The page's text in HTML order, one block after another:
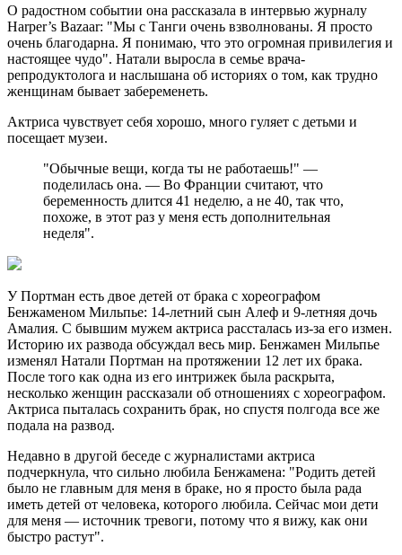
О радостном событии она рассказала в интервью журналу
Harper’s Bazaar: "Мы с Танги очень взволнованы. Я просто
очень благодарна. Я понимаю, что это огромная привилегия и
настоящее чудо". Натали выросла в семье врача-
репродуктолога и наслышана об историях о том, как трудно
женщинам бывает забеременеть.
Актриса чувствует себя хорошо, много гуляет с детьми и
посещает музеи.
"Обычные вещи, когда ты не работаешь!" —
поделилась она. — Во Франции считают, что
беременность длится 41 неделю, а не 40, так что,
похоже, в этот раз у меня есть дополнительная
неделя".
У Портман есть двое детей от брака с хореографом
Бенжаменом Мильпье: 14-летний сын Алеф и 9-летняя дочь
Амалия. С бывшим мужем актриса рассталась из-за его измен.
Историю их развода обсуждал весь мир. Бенжамен Мильпье
изменял Натали Портман на протяжении 12 лет их брака.
После того как одна из его интрижек была раскрыта,
несколько женщин рассказали об отношениях с хореографом.
Актриса пыталась сохранить брак, но спустя полгода все же
подала на развод.
Недавно в другой беседе с журналистами актриса
подчеркнула, что сильно любила Бенжамена: "Родить детей
было не главным для меня в браке, но я просто была рада
иметь детей от человека, которого любила. Сейчас мои дети
для меня — источник тревоги, потому что я вижу, как они
быстро растут".